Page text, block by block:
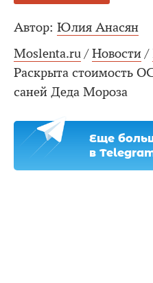
Автор: Юлия Анасян
Moslenta.ru / Новости /
Раскрыта стоимость
саней Деда Мороза
Еще
в